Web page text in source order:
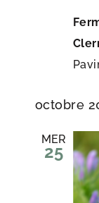
octobre
MER
25